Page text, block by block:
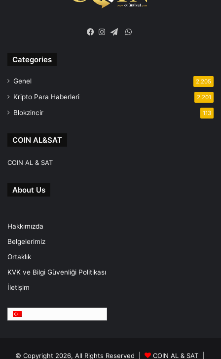
WhatsApp
Categories
Genel 2.205
Kripto Para Haberleri 2.201
Blokzincir 113
COIN AL&SAT
COIN AL & SAT
About Us
Hakkımızda
Belgelerimiz
Ortaklık
KVK ve Bilgi Güvenliği Politikası
İletişim
© Copyright 2026, All Rights Reserved | COIN AL & SAT |